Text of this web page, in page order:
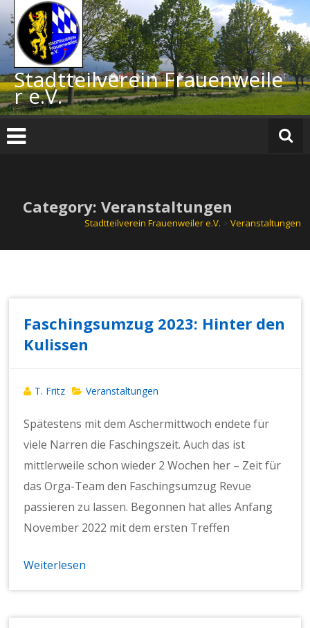
Inhalt
springen
Stadtteilverein Frauenweile
r e.V.
Category: Veranstaltungen
Stadtteilverein Frauenweiler e.V. > Veranstaltungen
Faschingsumzug 2023: Hinter den
Kulissen
T. Fritz Veranstaltungen
Spätestens mit dem Aschermittwoch endete für
viele Narren die Faschingszeit. Auch das ist
mittlerweile schon wieder 2 Wochen her – Zeit für
das Orga-Team den Faschingsumzug Revue
passieren zu lassen. Begonnen hat alles Anfang
November 2022 mit dem ersten Treffen
Weiterlesen